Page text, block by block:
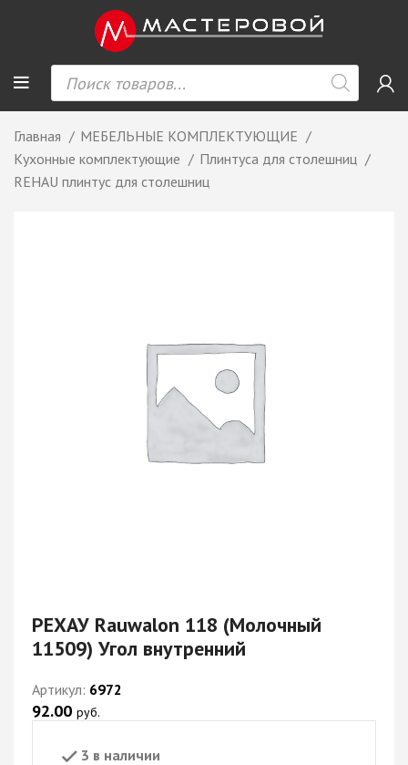
Главная
МЕБЕЛЬНЫЕ КОМПЛЕКТУЮЩИЕ
Кухонные комплектующие
Плинтуса для столешниц
REHAU плинтус для столешниц
РЕХАУ Rauwalon 118 (Молочный
11509) Угол внутренний
Артикул: 6972
92.00 руб.
3 в наличии